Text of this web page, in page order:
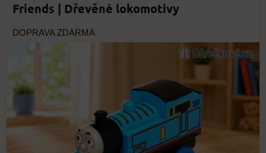
Friends | Dřevěné lokomotivy
DOPRAVA ZDARMA